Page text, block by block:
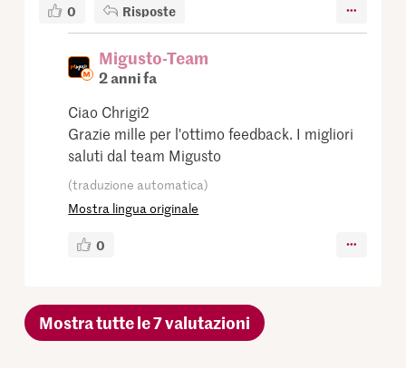
0 Risposte
Migusto-Team
2 anni fa
Ciao Chrigi2
Grazie mille per l'ottimo feedback. I migliori
saluti dal team Migusto
(traduzione automatica)
Mostra lingua originale
0
Mostra tutte le 7 valutazioni